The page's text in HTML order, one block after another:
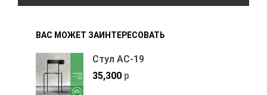
ВАС МОЖЕТ ЗАИНТЕРЕСОВАТЬ
Стул АС-19
35,300 р